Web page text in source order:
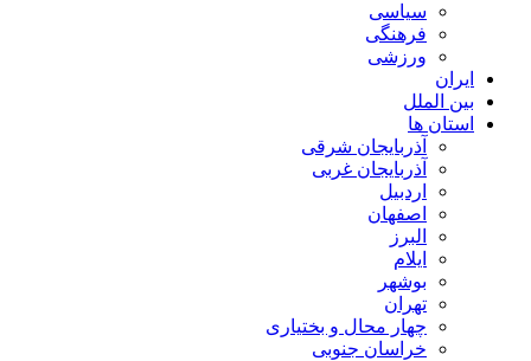
سیاسی
فرهنگی
ورزشی
ایران
بین الملل
استان ها
آذربایجان شرقی
آذربایجان غربی
اردبیل
اصفهان
البرز
ایلام
بوشهر
تهران
چهار محال و بختیاری
خراسان جنوبی